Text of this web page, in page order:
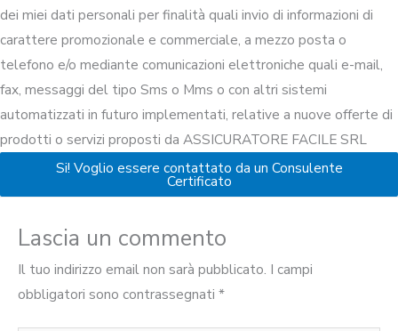
dei miei dati personali per finalità quali invio di informazioni di
carattere promozionale e commerciale, a mezzo posta o
telefono e/o mediante comunicazioni elettroniche quali e-mail,
fax, messaggi del tipo Sms o Mms o con altri sistemi
automatizzati in futuro implementati, relative a nuove offerte di
prodotti o servizi proposti da ASSICURATORE FACILE SRL
Si! Voglio essere contattato da un Consulente
Certificato
Lascia un commento
Il tuo indirizzo email non sarà pubblicato. I campi
obbligatori sono contrassegnati *